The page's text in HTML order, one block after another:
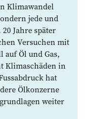
Klimawandel
jede und
Jahre später
Versuchen mit
auf Öl und Gas,
Klimaschäden in
hat
Ölkonzerne
weiter